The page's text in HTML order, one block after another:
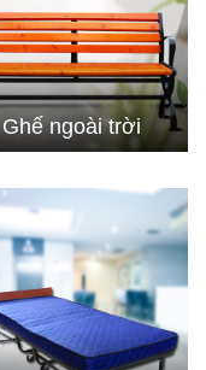
Ghế ngoài trời